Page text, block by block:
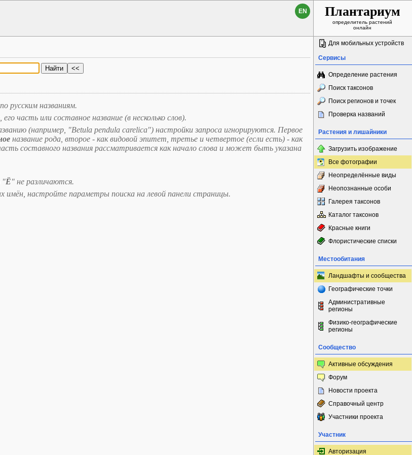
EN Плантариум
определитель растений
онлайн
русским названиям.
часть или составное название (в несколько слов).
(например, "Betula pendula carelica") настройки запроса игнорируются. Первое
название рода, второе - как видовой эпитет, третье и четвертое (если есть) - как
составного названия рассматривается как начало слова и может быть указана
"Ё" не различаются.
имён, настройте параметры поиска на левой панели страницы.
Для мобильных устройств
Сервисы
Определение растения
Поиск таксонов
Поиск регионов и точек
Проверка названий
Растения и лишайники
Загрузить изображение
Все фотографии
Неопределённые виды
Неопознанные особи
Галерея таксонов
Каталог таксонов
Красные книги
Флористические списки
Местообитания
Ландшафты и сообщества
Географические точки
Административные
регионы
Физико-географические
регионы
Сообщество
Активные обсуждения
Форум
Новости проекта
Справочный центр
Участники проекта
Участник
Авторизация